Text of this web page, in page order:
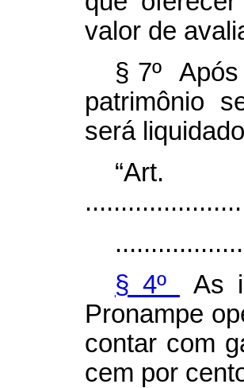
valor de
§ 7º
patrimônio
será
“
§ 4º
As
Pronampe
contar com
cem por